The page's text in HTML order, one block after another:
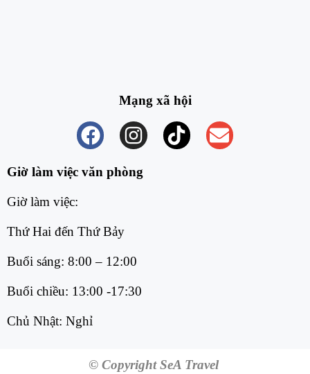
Mạng xã hội
Giờ làm việc văn phòng
Giờ làm việc:
Thứ Hai đến Thứ Bảy
Buổi sáng: 8:00 – 12:00
Buổi chiều: 13:00 -17:30
Chủ Nhật: Nghỉ
© Copyright SeA Travel